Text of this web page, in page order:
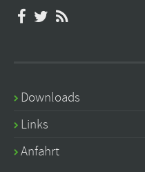
Downloads
Links
Anfahrt